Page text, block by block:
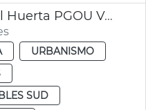
Plan Acción Territorial Huerta PGOU València
URBANISMO
SUD